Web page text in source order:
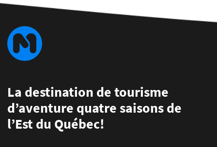
La destination de tourisme
d’aventure quatre saisons de
l’Est du Québec!